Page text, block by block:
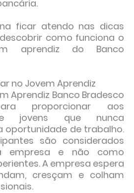
ficar atendo nas dicas
como funciona o
aprendiz do Banco
no Jovem Aprendiz
Aprendiz Banco Bradesco
proporcionar aos
e jovens que nunca
oportunidade de trabalho.
são considerados
empresa e não como
A empresa espera
cresçam e colham